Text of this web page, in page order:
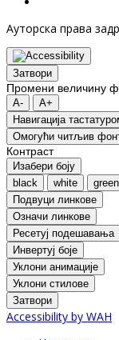
Ауторска права
Затвори
Промени величину
A-
A+
Навигација
Oмогући читљив
Контраст
Изабери боју
black
white green
Подвуци линкове
Означи линкове
Ресетуј подешавања
Инвертуј боје
Уклони анимације
Уклони стилове
Затвори
Accessibility by WAH